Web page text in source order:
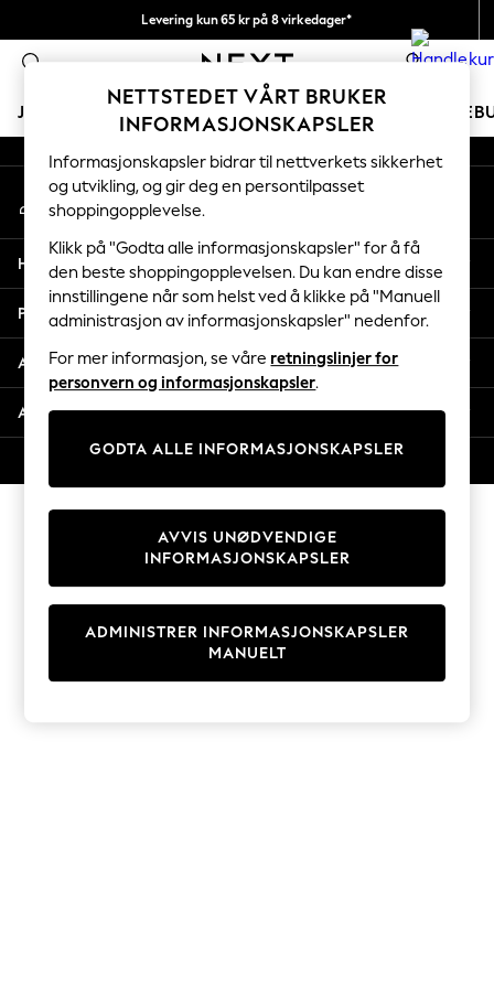
Levering kun 65 kr på 8 virkedager*
Vi betaler alle tollavgifter 0
JENTER GUTTER BABY KVINNER MENN
GIRLS
New In
50 - 92cm
98 - 110cm
116 - 134cm
140 - 174cm
Trending: Top & Short Sets
Trending: Clogs
Toy Story
THE SET
Coats & Jackets
Sweatshirts & Hoodies
Knitwear
Cardigans
Dresses
Sets & Outfits
T-Shirts
An error occurred on client
Våre sosiale nettverk
Min konto
Logg inn på kontoen din
Hjelp
Personvern & Juridisk
Avdelinger
Andre tjenester
NETTSTEDET VÅRT BRUKER
INFORMASJONSKAPSLER
Informasjonskapsler bidrar til nettverkets sikkerhet
og utvikling, og gir deg en persontilpasset
shoppingopplevelse.
Klikk på "Godta alle informasjonskapsler" for å få
den beste shoppingopplevelsen. Du kan endre disse
innstillingene når som helst ved å klikke på "Manuell
administrasjon av informasjonskapsler" nedenfor.
For mer informasjon, se våre retningslinjer for
personvern og informasjonskapsler.
GODTA ALLE INFORMASJONSKAPSLER
ADMINISTRER INFORMASJONSKAPSLER
MANUELT
AVVIS UNØDVENDIGE
INFORMASJONSKAPSLER